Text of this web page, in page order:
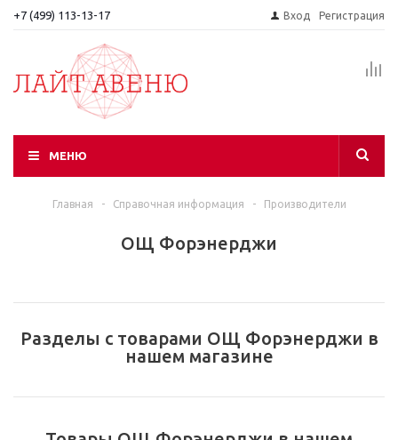
+7 (499) 113-13-17 Вход Регистрация
МЕНЮ
Главная - Справочная информация - Производители
ОЩ Форэнерджи
Разделы с товарами ОЩ Форэнерджи в
нашем магазине